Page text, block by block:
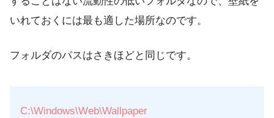
いれておくには最も適した場所なのです。
フォルダのパスはさきほどと同じです。
C:\Windows\Web\Wallpaper